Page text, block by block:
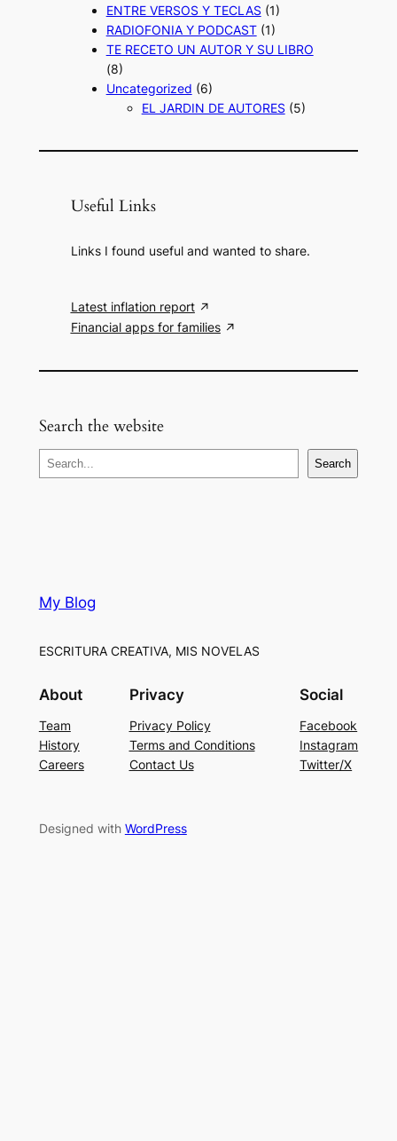
ENTRE VERSOS Y TECLAS(1)
RADIOFONIA Y PODCAST(1)
TE RECETO UN AUTOR Y SU LIBRO
(8)
Uncategorized (6)
EL JARDIN DE AUTORES(5)
Useful Links
Links I found useful and wanted to share.
Latest inflation report
Financial apps for families
Search the website
e
Search
My Blog
ESCRITURA CREATIVA, MIS NOVELAS
About
Team
History
Careers
Privacy
Privacy Policy
Terms and Conditions
Contact Us
Social
Facebook
Instagram
Twitter/X
Designed with WordPress